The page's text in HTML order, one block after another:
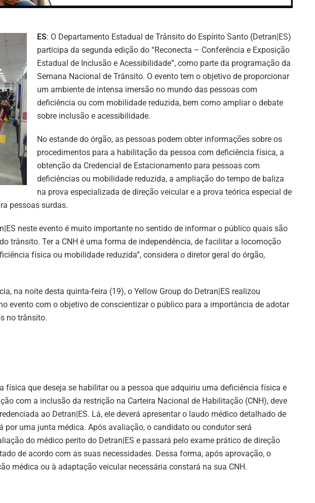
ES: O Departamento Estadual de Trânsito do Espírito Santo (Detran|ES)
participa da segunda edição do “Reconecta – Conferência e Exposição
Estadual de Inclusão e Acessibilidade”, como parte da programação da
Semana Nacional de Trânsito. O evento tem o objetivo de proporcionar
um ambiente de intensa imersão no mundo das pessoas com
deficiência ou com mobilidade reduzida, bem como ampliar o debate
sobre inclusão e acessibilidade.
No estande do órgão, as pessoas podem obter informações sobre os
procedimentos para a habilitação da pessoa com deficiência física, a
obtenção da Credencial de Estacionamento para pessoas com
deficiências ou mobilidade reduzida, a ampliação do tempo de baliza
na prova especializada de direção veicular e a prova teórica especial de
pessoas surdas.
neste evento é muito importante no sentido de informar o público quais são
trânsito. Ter a CNH é uma forma de independência, de facilitar a locomoção
física ou mobilidade reduzida”, considera o diretor geral do órgão,
na noite desta quinta-feira (19), o Yellow Group do Detran|ES realizou
evento com o objetivo de conscientizar o público para a importância de adotar
no trânsito.
física que deseja se habilitar ou a pessoa que adquiriu uma deficiência física e
com a inclusão da restrição na Carteira Nacional de Habilitação (CNH), deve
ao Detran|ES. Lá, ele deverá apresentar o laudo médico detalhado de
por uma junta médica. Após avaliação, o candidato ou condutor será
do médico perito do Detran|ES e passará pelo exame prático de direção
de acordo com as suas necessidades. Dessa forma, após aprovação, o
médica ou à adaptação veicular necessária constará na sua CNH.